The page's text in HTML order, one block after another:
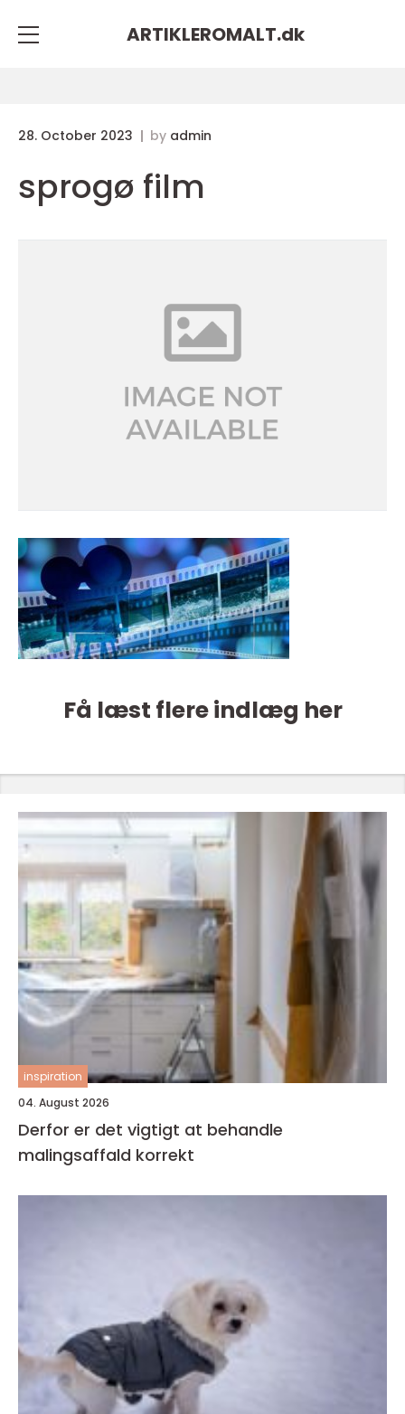
ARTIKLEROMALT.dk
28. October 2023 by admin
sprogø film
Få læst flere indlæg her
inspiration
04. August 2026
Derfor er det vigtigt at behandle
malingsaffald korrekt